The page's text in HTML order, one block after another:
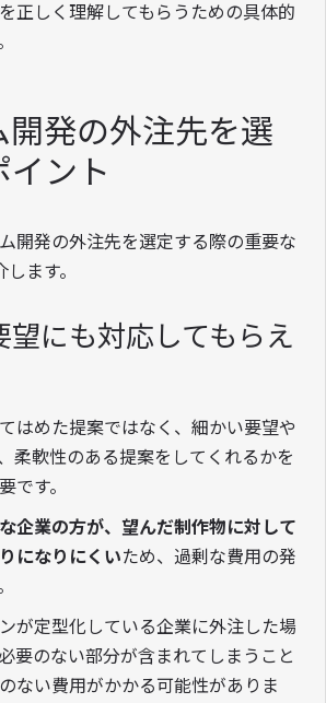
正しく理解してもらうための具体的
開発の外注先を選
イント
開発の外注先を選定する際の重要な
ます。
にも対応してもらえ
はめた提案ではなく、細かい要望や
柔軟性のある提案をしてくれるかを
です。
企業の方が、望んだ制作物に対して
になりにくいため、過剰な費用の発
が定型化している企業に外注した場
要のない部分が含まれてしまうこと
ない費用がかかる可能性がありま